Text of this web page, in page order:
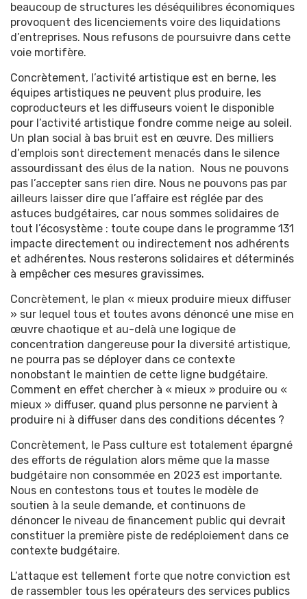
beaucoup de structures les déséquilibres économiques
provoquent des licenciements voire des liquidations
d’entreprises. Nous refusons de poursuivre dans cette
voie mortifère.
Concrètement, l’activité artistique est en berne, les
équipes artistiques ne peuvent plus produire, les
coproducteurs et les diffuseurs voient le disponible
pour l’activité artistique fondre comme neige au soleil.
Un plan social à bas bruit est en œuvre. Des milliers
d’emplois sont directement menacés dans le silence
assourdissant des élus de la nation. Nous ne pouvons
pas l’accepter sans rien dire. Nous ne pouvons pas par
ailleurs laisser dire que l’affaire est réglée par des
astuces budgétaires, car nous sommes solidaires de
tout l’écosystème : toute coupe dans le programme 131
impacte directement ou indirectement nos adhérents
et adhérentes. Nous resterons solidaires et déterminés
à empêcher ces mesures gravissimes.
Concrètement, le plan « mieux produire mieux diffuser
» sur lequel tous et toutes avons dénoncé une mise en
œuvre chaotique et au-delà une logique de
concentration dangereuse pour la diversité artistique,
ne pourra pas se déployer dans ce contexte
nonobstant le maintien de cette ligne budgétaire.
Comment en effet chercher à « mieux » produire ou «
mieux » diffuser, quand plus personne ne parvient à
produire ni à diffuser dans des conditions décentes ?
Concrètement, le Pass culture est totalement épargné
des efforts de régulation alors même que la masse
budgétaire non consommée en 2023 est importante.
Nous en contestons tous et toutes le modèle de
soutien à la seule demande, et continuons de
dénoncer le niveau de financement public qui devrait
constituer la première piste de redéploiement dans ce
contexte budgétaire.
L’attaque est tellement forte que notre conviction est
de rassembler tous les opérateurs des services publics